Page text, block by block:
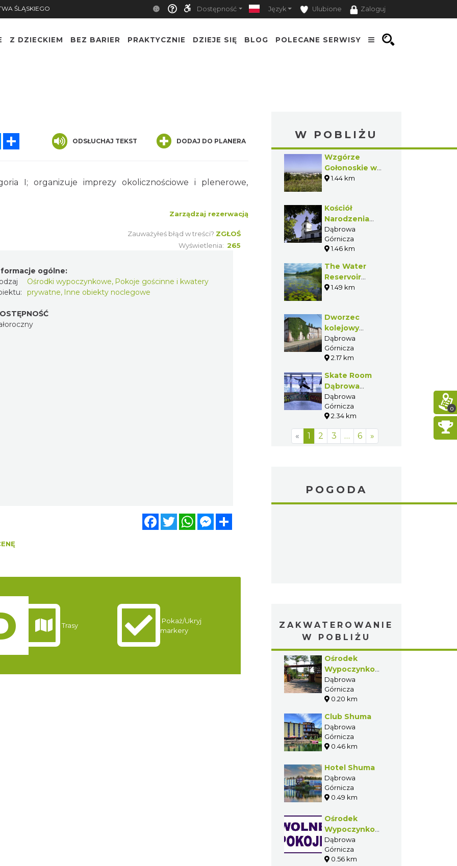
ŚLĄSKIEGO Dostępność Język Ulubione Zaloguj
Z DZIECKIEM BEZ BARIER PRAKTYCZNIE DZIEJE SIĘ BLOG POLECANE SERWISY
Messenger ODSŁUCHAJ TEKST DODAJ DO PLANERA
I; organizuje imprezy okolicznościowe i plenerowe,
Zarządzaj rezerwacją
Zauważyłeś błąd w treści? ZGŁOŚ
Wyświetlenia: 265
ogólne:
Ośrodki wypoczynkowe, Pokoje gościnne i kwatery
prywatne, Inne obiekty noclegowe
FacebookTwitterWhatsAppMessenger
Trasy
Pokaż/Ukryj
markery
W POBLIŻU
Wzgórze
Gołonoskie w
Dąbrowie
1.44 km
Kościół
Narodzenia
Najświętszej
Marii Panny i
św. Antoniego
w Gołonogu
Dąbrowa
Górnicza
1.46 km
The Water
Reservoir
"Pogoria II"
1.49 km
Dworzec
kolejowy
Dąbrowa
Górnicza
Ząbkowice
Dąbrowa
Górnicza
2.17 km
Skate Room
Dąbrowa
Górnicza
Dąbrowa
Górnicza
2.34 km
« 1 2 3 … 6 »
POGODA
ZAKWATEROWANIE
W POBLIŻU
Ośrodek
Wypoczynkowy
Neptun
Dąbrowa
Górnicza
0.20 km
Club Shuma
Dąbrowa
Górnicza
0.46 km
Hotel Shuma
Dąbrowa
Górnicza
0.49 km
Ośrodek
Wypoczynkowy
Kotwica
Dąbrowa
Górnicza
0.56 km
0